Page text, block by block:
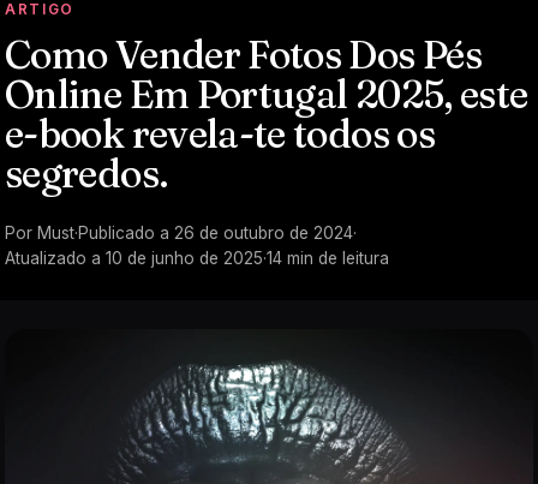
ARTIGO
Como Vender Fotos Dos Pés
Online Em Portugal 2025, este
e-book revela-te todos os
segredos.
Por Must·Publicado a 26 de outubro de 2024·
Atualizado a 10 de junho de 2025·14 min de leitura